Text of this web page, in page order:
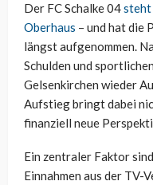
Der FC Schalke 04steht
Oberhaus – und hat die
längst aufgenommen.
Schulden und
Gelsenkirchen wieder
Aufstieg bringt dabei
finanziell neue
Ein zentraler Faktor
Einnahmen aus der TV-